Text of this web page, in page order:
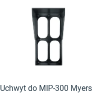
Uchwyt do MIP-300 Myers